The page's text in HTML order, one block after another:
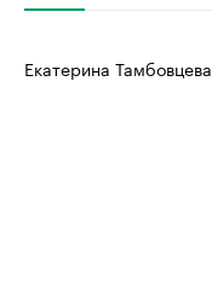
Екатерина Тамбовцева